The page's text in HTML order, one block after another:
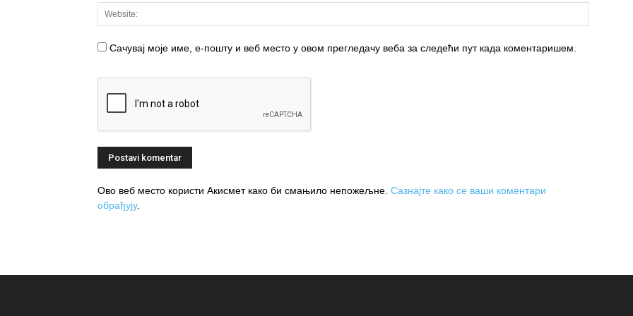
Сачувај моје име, е-пошту и веб место у овом прегледачу веба за следећи пут када коментаришем.
Ово веб место користи Акисмет како би смањило непожељне. Сазнајте како се ваши коментари
обрађују.